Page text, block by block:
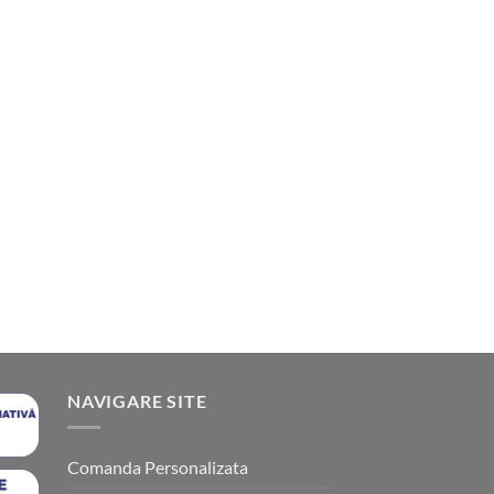
NAVIGARE SITE
Comanda Personalizata